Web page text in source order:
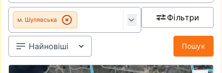
м. Шулявська Фільтри
Пошук